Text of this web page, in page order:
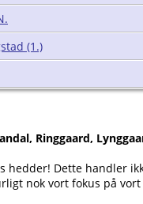
(1.)
Ringgaard,
hedder! Dette handler
nok vort fokus på